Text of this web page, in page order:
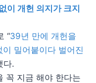
이 개헌 의지가 크지
“39년 만에 개헌을
밀어붙이다 벌어진
다.
꼭 지금 해야 한다는